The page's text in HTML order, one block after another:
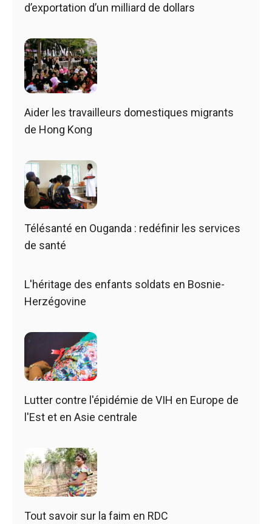
d’exportation d’un milliard de dollars
Aider les travailleurs domestiques migrants
de Hong Kong
Télésanté en Ouganda : redéfinir les services
de santé
L'héritage des enfants soldats en Bosnie-
Herzégovine
Lutter contre l'épidémie de VIH en Europe de
l'Est et en Asie centrale
Tout savoir sur la faim en RDC